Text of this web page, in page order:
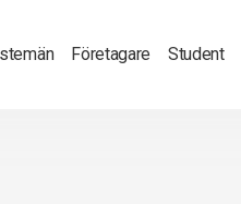
Företagare Student